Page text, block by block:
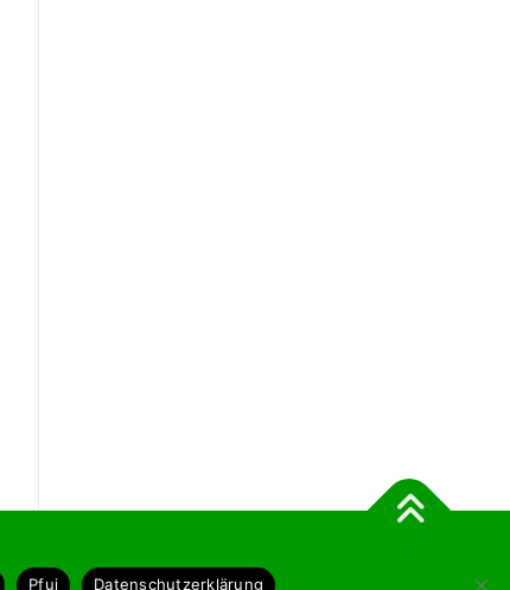
Pfui Datenschutzerklärung